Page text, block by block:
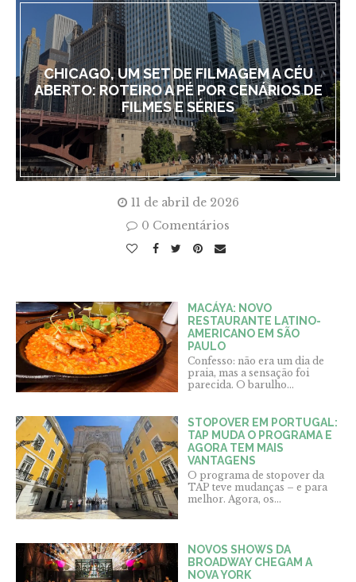
CHICAGO, UM SET DE FILMAGEM A CÉU
ABERTO: ROTEIRO A PÉ POR CENÁRIOS DE
FILMES E SÉRIES
11 de abril de 2026
0 Comentários
MACÁYA: NOVO
RESTAURANTE LATINO-
AMERICANO EM SÃO
PAULO
Confesso: não era um dia de
praia, mas a sensação foi
parecida. O barulho...
STOPOVER EM PORTUGAL:
TAP MUDA O PROGRAMA E
AGORA TEM MAIS
VANTAGENS
O programa de stopover da
TAP teve mudanças – e para
melhor. Agora, os...
NOVOS SHOWS DA
BROADWAY CHEGAM A
NOVA YORK